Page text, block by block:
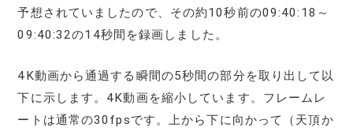
予想されていましたので、その約10秒前の09:40:18～
09:40:32の14秒間を録画しました。
4K動画から通過する瞬間の5秒間の部分を取り出して以
下に示します。4K動画を縮小しています。フレームレ
ートは通常の30fpsです。上から下に向かって（天頂か